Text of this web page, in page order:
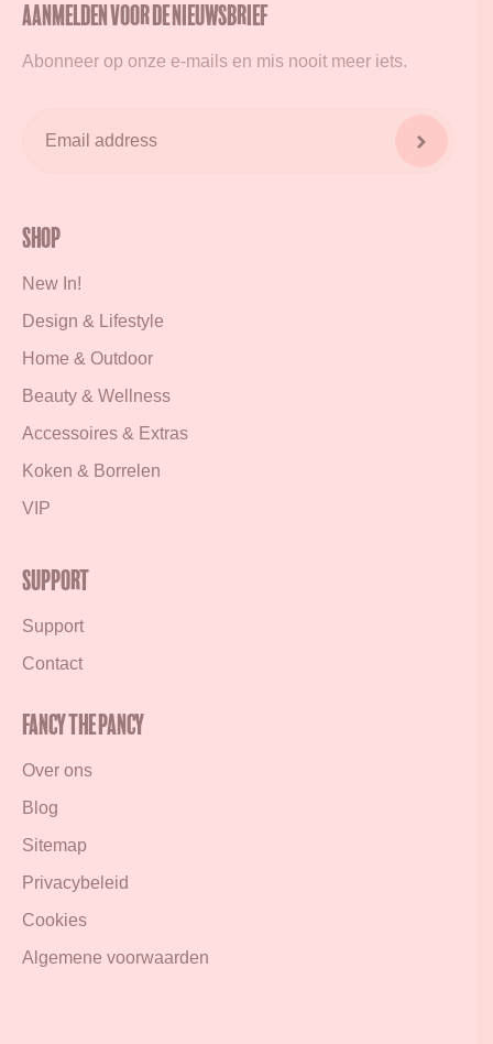
Aanmelden voor de nieuwsbrief
Abonneer op onze e-mails en mis nooit meer iets.
Shop
New In!
Design & Lifestyle
Home & Outdoor
Beauty & Wellness
Accessoires & Extras
Koken & Borrelen
VIP
Support
Support
Contact
Fancy the Pancy
Over ons
Blog
Sitemap
Privacybeleid
Cookies
Algemene voorwaarden